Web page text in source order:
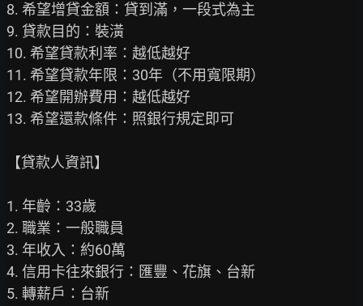
8. 希望增貸金額：貸到滿，一段式為主
9. 貸款目的：裝潢
10. 希望貸款利率：越低越好
11. 希望貸款年限：30年（不用寬限期）
12. 希望開辦費用：越低越好
13. 希望還款條件：照銀行規定即可
【貸款人資訊】
1. 年齡：33歲
2. 職業：一般職員
3. 年收入：約60萬
4. 信用卡往來銀行：匯豐、花旗、台新
5. 轉薪戶：台新